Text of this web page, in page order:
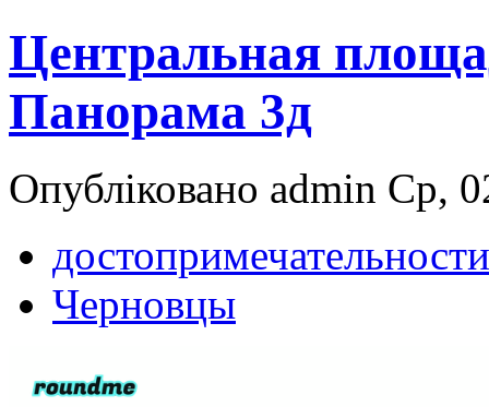
Центральная
Панорама 3д
Опубліковано admin Ср,
достопримечательности
Черновцы